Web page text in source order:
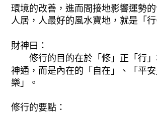
環境的改善，進而間接地影響運勢
人居，人最好的風水寶地，就是「行
財神曰：
修行的目的在於「修」正「行
神通，而是內在的「自在」、「平
樂」。
修行的要點：